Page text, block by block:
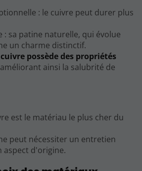
: le cuivre peut durer plus
: sa patine naturelle, qui évolue
un charme distinctif.
possède des propriétés
ainsi la salubrité de
est le matériau le plus cher du
peut nécessiter un entretien
aspect d'origine.